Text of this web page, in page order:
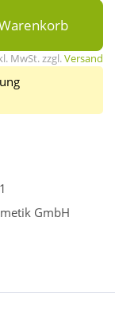
MwSt. zzgl.Versand
GmbH